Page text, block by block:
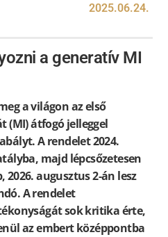
2025.06.24.
a generatív MI
a világon az első
(MI) átfogó jelleggel
A rendelet 2024.
majd lépcsőzetesen
augusztus 2-án lesz
A rendelet
sok kritika érte,
az embert középpontba